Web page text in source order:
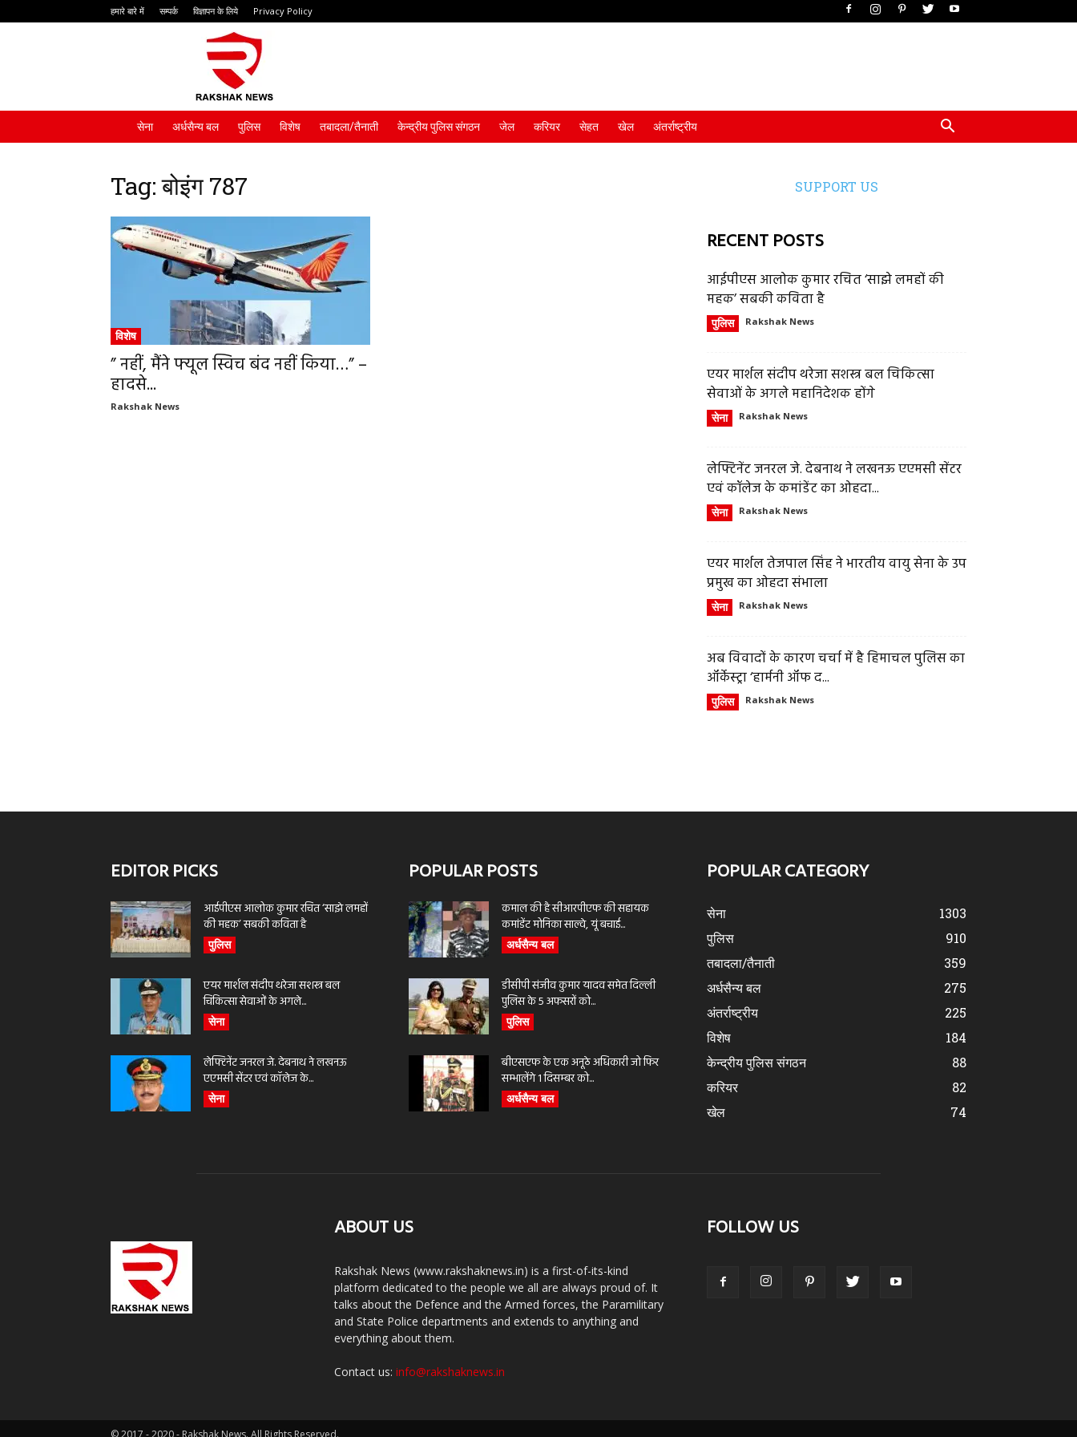
हमारे बारे में सम्पर्क विज्ञापन के लिये Privacy Policy
सेना अर्धसैन्य बल पुलिस विशेष तबादला/तैनाती केन्द्रीय पुलिस संगठन जेल करियर सेहत खेल अंतर्राष्ट्रीय
Tag: बोइंग 787
विशेष
” नहीं, मैंने फ्यूल स्विच बंद नहीं किया…” –
हादसे...
Rakshak News
SUPPORT US
RECENT POSTS
आईपीएस आलोक कुमार रचित ‘साझे लमहों की
महक’ सबकी कविता है
पुलिस Rakshak News
एयर मार्शल संदीप थरेजा सशस्त्र बल चिकित्सा
सेवाओं के अगले महानिदेशक होंगे
सेना Rakshak News
लेफ्टिनेंट जनरल जे. देबनाथ ने लखनऊ एएमसी सेंटर
एवं कॉलेज के कमांडेंट का ओहदा...
सेना Rakshak News
एयर मार्शल तेजपाल सिंह ने भारतीय वायु सेना के उप
प्रमुख का ओहदा संभाला
सेना Rakshak News
अब विवादों के कारण चर्चा में है हिमाचल पुलिस का
ऑर्केस्ट्रा ‘हार्मनी ऑफ द...
पुलिस Rakshak News
EDITOR PICKS
आईपीएस आलोक कुमार रचित ‘साझे लमहों
की महक’ सबकी कविता है
पुलिस
एयर मार्शल संदीप थरेजा सशस्त्र बल
चिकित्सा सेवाओं के अगले...
सेना
लेफ्टिनेंट जनरल जे. देबनाथ ने लखनऊ
एएमसी सेंटर एवं कॉलेज के...
सेना
POPULAR POSTS
कमाल की है सीआरपीएफ की सहायक
कमांडेंट मोनिका साल्वे, यूं बचाई...
अर्धसैन्य बल
डीसीपी संजीव कुमार यादव समेत दिल्ली
पुलिस के 5 अफसरों को...
पुलिस
बीएसएफ के एक अनूठे अधिकारी जो फिर
सम्भालेंगे 1 दिसम्बर को...
अर्धसैन्य बल
POPULAR CATEGORY
सेना
1303
पुलिस
910
तबादला/तैनाती
359
अर्धसैन्य बल
275
अंतर्राष्ट्रीय
225
विशेष
184
केन्द्रीय पुलिस संगठन
88
करियर
82
खेल
74
ABOUT US
Rakshak News (www.rakshaknews.in) is a first-of-its-kind
platform dedicated to the people we all are always proud of. It
talks about the Defence and the Armed forces, the Paramilitary
and State Police departments and extends to anything and
everything about them.
Contact us: info@rakshaknews.in
FOLLOW US
© 2017 - 2020 - Rakshak News. All Rights Reserved.